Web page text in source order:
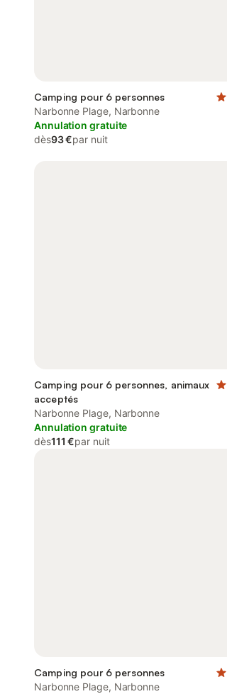
Camping pour 6 personnes
Narbonne Plage, Narbonne
Annulation gratuite
dès93 €par nuit
Camping pour 6 personnes, animaux
acceptés
Narbonne Plage, Narbonne
Annulation gratuite
dès111 €par nuit
Camping pour 6 personnes
Narbonne Plage, Narbonne